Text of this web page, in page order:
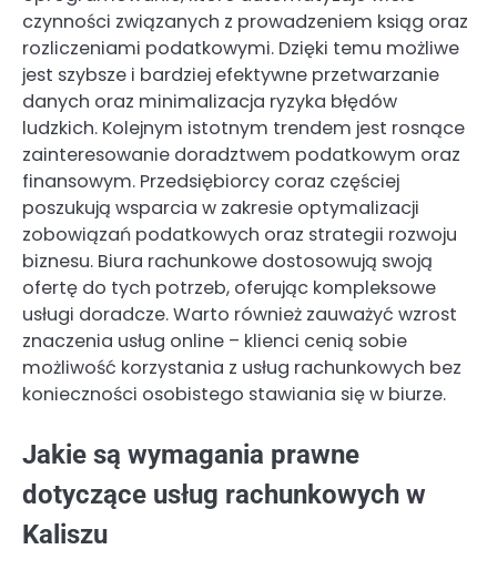
czynności związanych z prowadzeniem ksiąg oraz
rozliczeniami podatkowymi. Dzięki temu możliwe
jest szybsze i bardziej efektywne przetwarzanie
danych oraz minimalizacja ryzyka błędów
ludzkich. Kolejnym istotnym trendem jest rosnące
zainteresowanie doradztwem podatkowym oraz
finansowym. Przedsiębiorcy coraz częściej
poszukują wsparcia w zakresie optymalizacji
zobowiązań podatkowych oraz strategii rozwoju
biznesu. Biura rachunkowe dostosowują swoją
ofertę do tych potrzeb, oferując kompleksowe
usługi doradcze. Warto również zauważyć wzrost
znaczenia usług online – klienci cenią sobie
możliwość korzystania z usług rachunkowych bez
konieczności osobistego stawiania się w biurze.
Jakie są wymagania prawne
dotyczące usług rachunkowych w
Kaliszu